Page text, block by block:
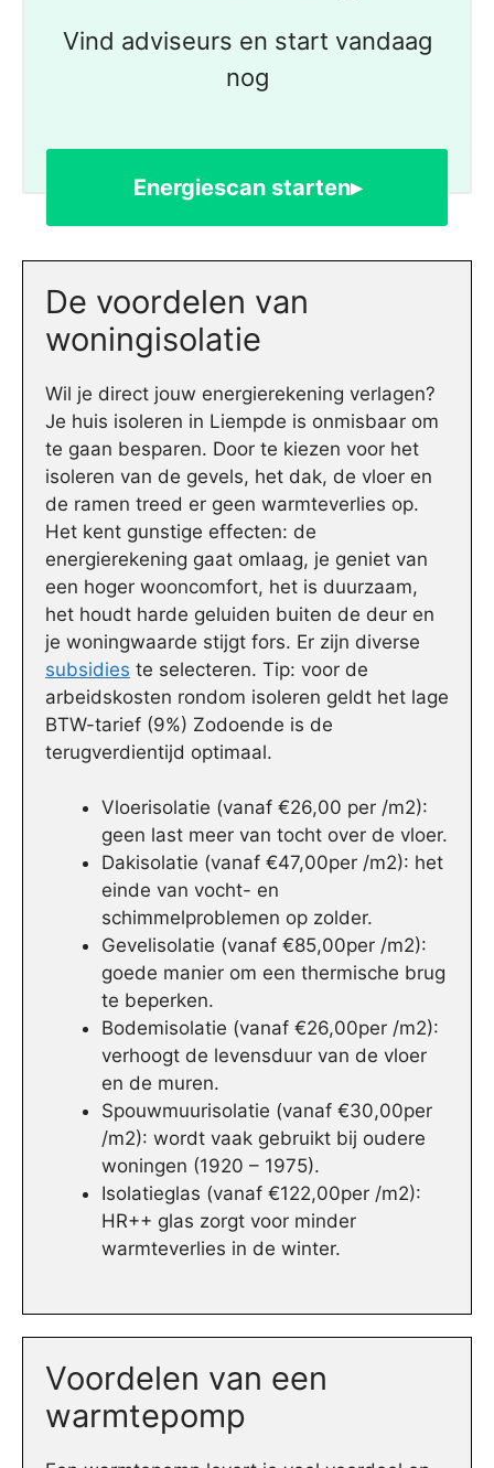
Vind adviseurs en start vandaag
nog
Energiescan starten▸
De voordelen van
woningisolatie
Wil je direct jouw energierekening verlagen?
Je huis isoleren in Liempde is onmisbaar om
te gaan besparen. Door te kiezen voor het
isoleren van de gevels, het dak, de vloer en
de ramen treed er geen warmteverlies op.
Het kent gunstige effecten: de
energierekening gaat omlaag, je geniet van
een hoger wooncomfort, het is duurzaam,
het houdt harde geluiden buiten de deur en
je woningwaarde stijgt fors. Er zijn diverse
subsidies te selecteren. Tip: voor de
arbeidskosten rondom isoleren geldt het lage
BTW-tarief (9%) Zodoende is de
terugverdientijd optimaal.
Vloerisolatie (vanaf €26,00 per /m2):
geen last meer van tocht over de vloer.
Dakisolatie (vanaf €47,00per /m2): het
einde van vocht- en
schimmelproblemen op zolder.
Gevelisolatie (vanaf €85,00per /m2):
goede manier om een thermische brug
te beperken.
Bodemisolatie (vanaf €26,00per /m2):
verhoogt de levensduur van de vloer
en de muren.
Spouwmuurisolatie (vanaf €30,00per
/m2): wordt vaak gebruikt bij oudere
woningen (1920 – 1975).
Isolatieglas (vanaf €122,00per /m2):
HR++ glas zorgt voor minder
warmteverlies in de winter.
Voordelen van een
warmtepomp